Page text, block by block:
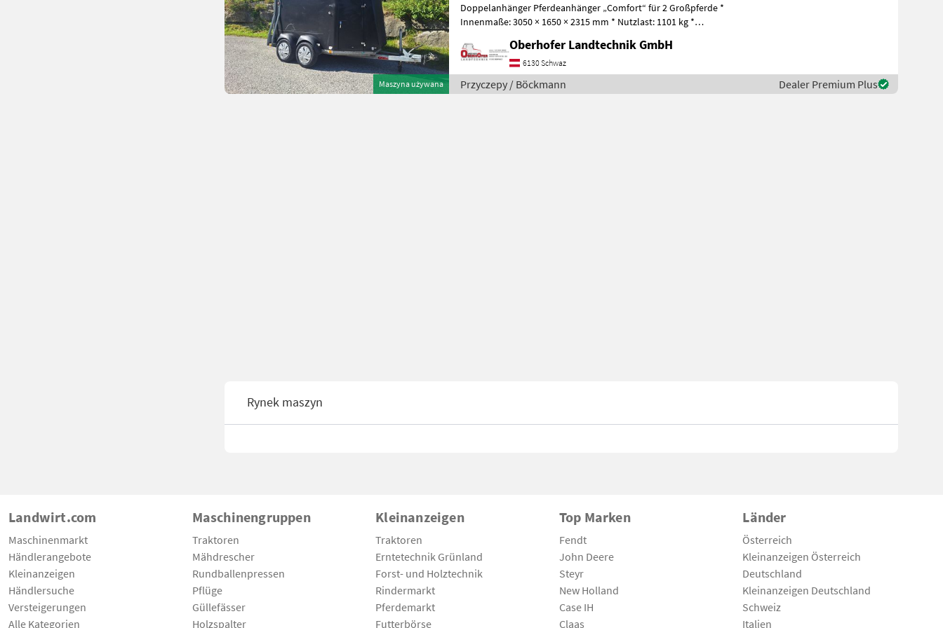
Maszyna używana
Doppelanhänger Pferdeanhänger „Comfort“ für 2 Großpferde *
Innenmaße: 3050 × 1650 × 2315 mm * Nutzlast: 1101 kg *
Oberhofer Landtechnik GmbH
6130 Schwaz
Przyczepy / Böckmann Dealer Premium Plus
Rynek maszyn
Landwirt.com
Maschinenmarkt
Händlerangebote
Kleinanzeigen
Händlersuche
Versteigerungen
Alle Kategorien
Maschinengruppen
Traktoren
Mähdrescher
Rundballenpressen
Pflüge
Güllefässer
Holzspalter
Kleinanzeigen
Traktoren
Erntetechnik Grünland
Forst- und Holztechnik
Rindermarkt
Pferdemarkt
Futterbörse
Top Marken
Fendt
John Deere
Steyr
New Holland
Case IH
Claas
Länder
Österreich
Kleinanzeigen Österreich
Deutschland
Kleinanzeigen Deutschland
Schweiz
Italien